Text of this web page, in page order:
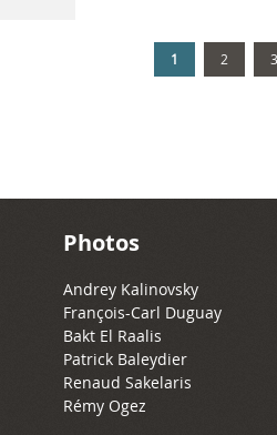
1 2 3
Photos
Andrey Kalinovsky
François-Carl Duguay
Bakt El Raalis
Patrick Baleydier
Renaud Sakelaris
Rémy Ogez